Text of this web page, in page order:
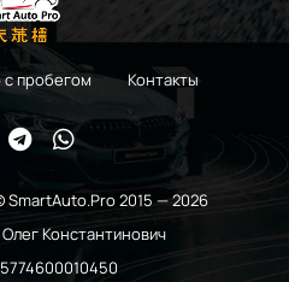
с пробегом Контакты
2015 — 2026
Константинович